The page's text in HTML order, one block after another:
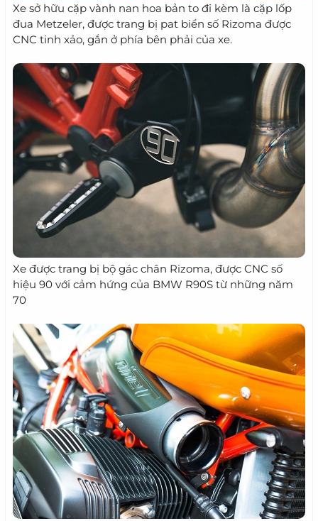
Xe sở hữu cặp vành nan hoa bản to đi kèm là cặp lốp
đua Metzeler, được trang bị pat biển số Rizoma được
CNC tinh xảo, gắn ở phía bên phải của xe.
Xe được trang bị bộ gác chân Rizoma, được CNC số
hiệu 90 với cảm hứng của BMW R90S từ những năm
70